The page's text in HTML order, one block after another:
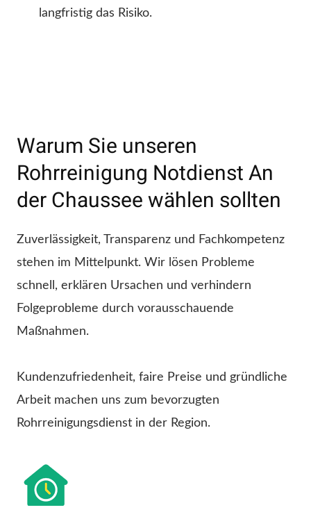
langfristig das Risiko.
Warum Sie unseren
Rohrreinigung Notdienst An
der Chaussee wählen sollten
Zuverlässigkeit, Transparenz und Fachkompetenz
stehen im Mittelpunkt. Wir lösen Probleme
schnell, erklären Ursachen und verhindern
Folgeprobleme durch vorausschauende
Maßnahmen.
Kundenzufriedenheit, faire Preise und gründliche
Arbeit machen uns zum bevorzugten
Rohrreinigungsdienst in der Region.